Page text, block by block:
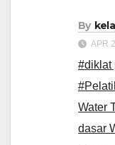
By
APR
#diklat
Water
dasar